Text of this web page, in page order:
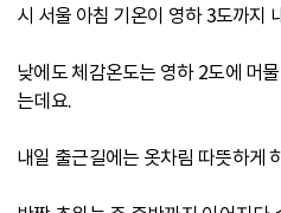
시 서울 아침 기온이 영하 3도까지
낮에도 체감온도는 영하 2도에 머
는데요.
내일 출근길에는 옷차림 따뜻하게